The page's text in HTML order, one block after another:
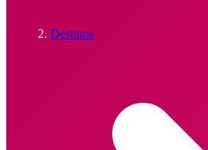
Destinos